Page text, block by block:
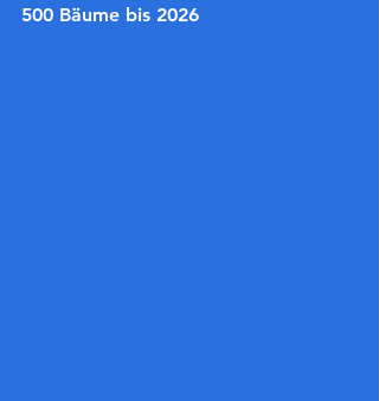
500 Bäume bis 2026